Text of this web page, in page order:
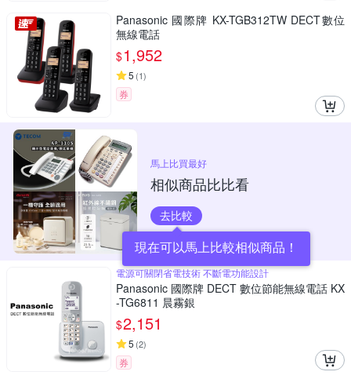
Panasonic 國際牌 KX-TGB312TW DECT數位
無線電話
$1,952
5 (1)
券
馬上比買最好
相似商品比比看
去比較
現在可以馬上比較相似商品！
電源可關閉省電技術 不斷電功能設計
Panasonic 國際牌 DECT 數位節能無線電話 KX
-TG6811 晨霧銀
$2,151
5 (2)
券